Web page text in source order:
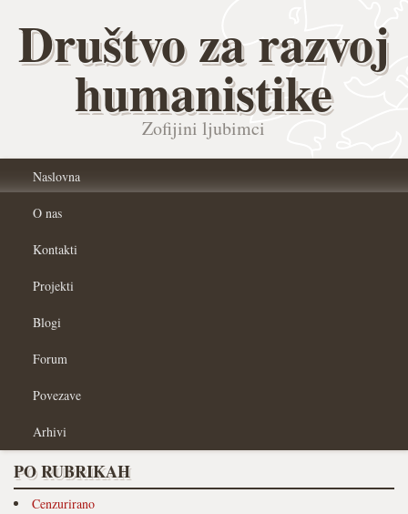
Društvo za razvoj
humanistike
Zofijini ljubimci
Naslovna
O nas
Kontakti
Projekti
Blogi
Forum
Povezave
Arhivi
PO RUBRIKAH
Cenzurirano